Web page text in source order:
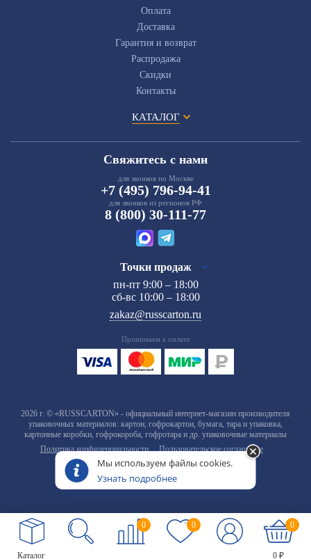
Каталог
0 0
0 ₽
0
Оплата
Доставка
Гарантия и возврат
Распродажа
Скидки
Контакты
КАТАЛОГ
Свяжитесь с нами
для звонков по Москве
+7 (495) 796-94-41
для звонков из регионов РФ
8 (800) 30-111-77
Точки продаж
пн-пт 9:00 – 18:00
сб-вс 10:00 – 18:00
zakaz@russcarton.ru
Принимаем к оплате
2026 г. © «RUSSCARTON» - официальный интернет-магазин производителя
упаковочных материалов: картон, гофрокартон, бумага, тара и упаковка,
картонные коробки, гофрокороба, гофротара и др. упаковочные материалы
Политика конфиденциальности
Пользовательское соглашение
Мы используем файлы cookies.
Узнать подробнее